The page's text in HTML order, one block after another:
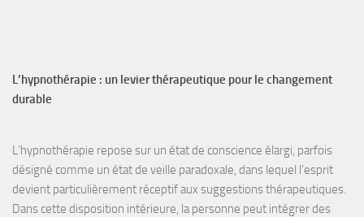
L’hypnothérapie : un levier thérapeutique pour le changement
durable
L’hypnothérapie repose sur un état de conscience élargi, parfois
désigné comme un état de veille paradoxale, dans lequel l’esprit
devient particulièrement réceptif aux suggestionsthérapeutiques.
Dans cette disposition intérieure, la personne peut intégrer des